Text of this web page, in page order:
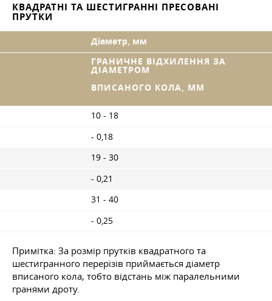
КВАДРАТНІ ТА ШЕСТИГРАННІ ПРЕСОВАНІ
ПРУТКИ
Діаметр, мм
ГРАНИЧНЕ ВІДХИЛЕННЯ ЗА
ДІАМЕТРОМ
ВПИСАНОГО КОЛА, ММ
10 - 18
- 0,18
19 - 30
- 0,21
31 - 40
- 0,25
Примітка: За розмір прутків квадратного та
шестигранного перерізів приймається діаметр
вписаного кола, тобто відстань між паралельними
гранями дроту.